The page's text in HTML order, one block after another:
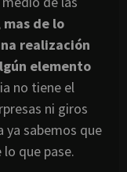
mas de lo
realización
elemento
no tiene el
ni giros
ya sabemos que
que pase.